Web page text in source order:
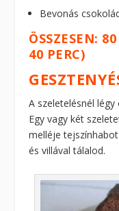
Bevonás
ÖSSZESEN:
40 PERC)
A szeletelésnél
Egy vagy két
melléje
és villával tálalod.